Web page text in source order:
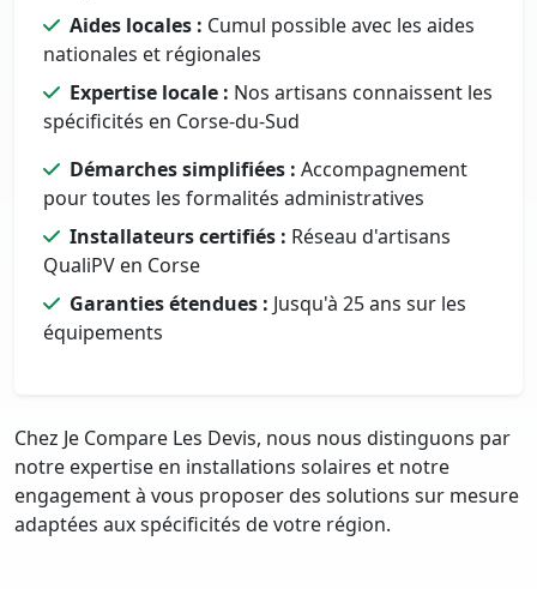
Aides locales : Cumul possible avec les aides
nationales et régionales
Expertise locale : Nos artisans connaissent les
spécificités en Corse-du-Sud
Démarches simplifiées : Accompagnement
pour toutes les formalités administratives
Installateurs certifiés : Réseau d'artisans
QualiPV en Corse
Garanties étendues : Jusqu'à 25 ans sur les
équipements
Chez Je Compare Les Devis, nous nous distinguons par
notre expertise en installations solaires et notre
engagement à vous proposer des solutions sur mesure
adaptées aux spécificités de votre région.